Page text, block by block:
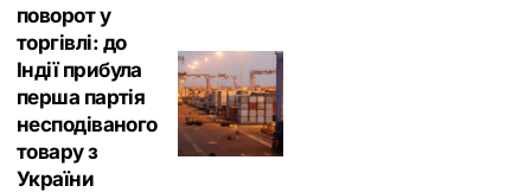
поворот у
торгівлі: до
Індії прибула
перша партія
несподіваного
товару з
України